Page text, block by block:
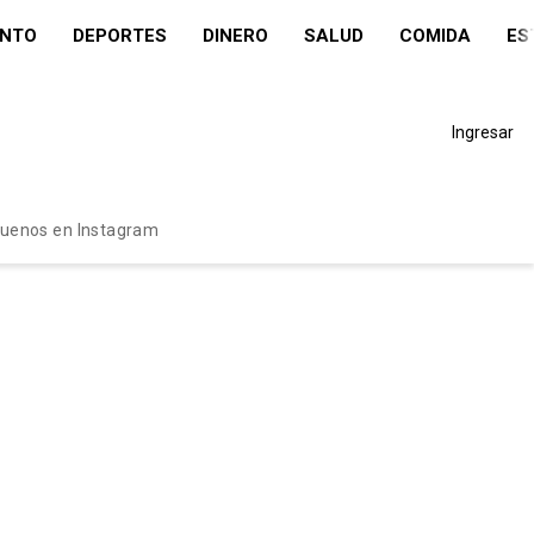
DEPORTES DINERO SALUD COMIDA
Ingresar
en Instagram